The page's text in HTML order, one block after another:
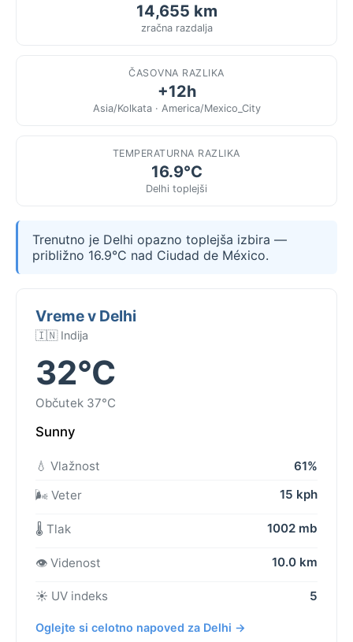
14,655 km
zračna razdalja
ČASOVNA RAZLIKA
+12h
Asia/Kolkata · America/Mexico_City
TEMPERATURNA RAZLIKA
16.9°C
Delhi toplejši
Trenutno je Delhi opazno toplejša izbira —
približno 16.9°C nad Ciudad de México.
Vreme v Delhi
🇮🇳 Indija
32°C
Občutek 37°C
Sunny
💧 Vlažnost
61%
🌬️ Veter
15 kph
🌡️ Tlak 1002 mb
👁️ Videnost 10.0 km
☀️ UV indeks 5
Oglejte si celotno napoved za Delhi →